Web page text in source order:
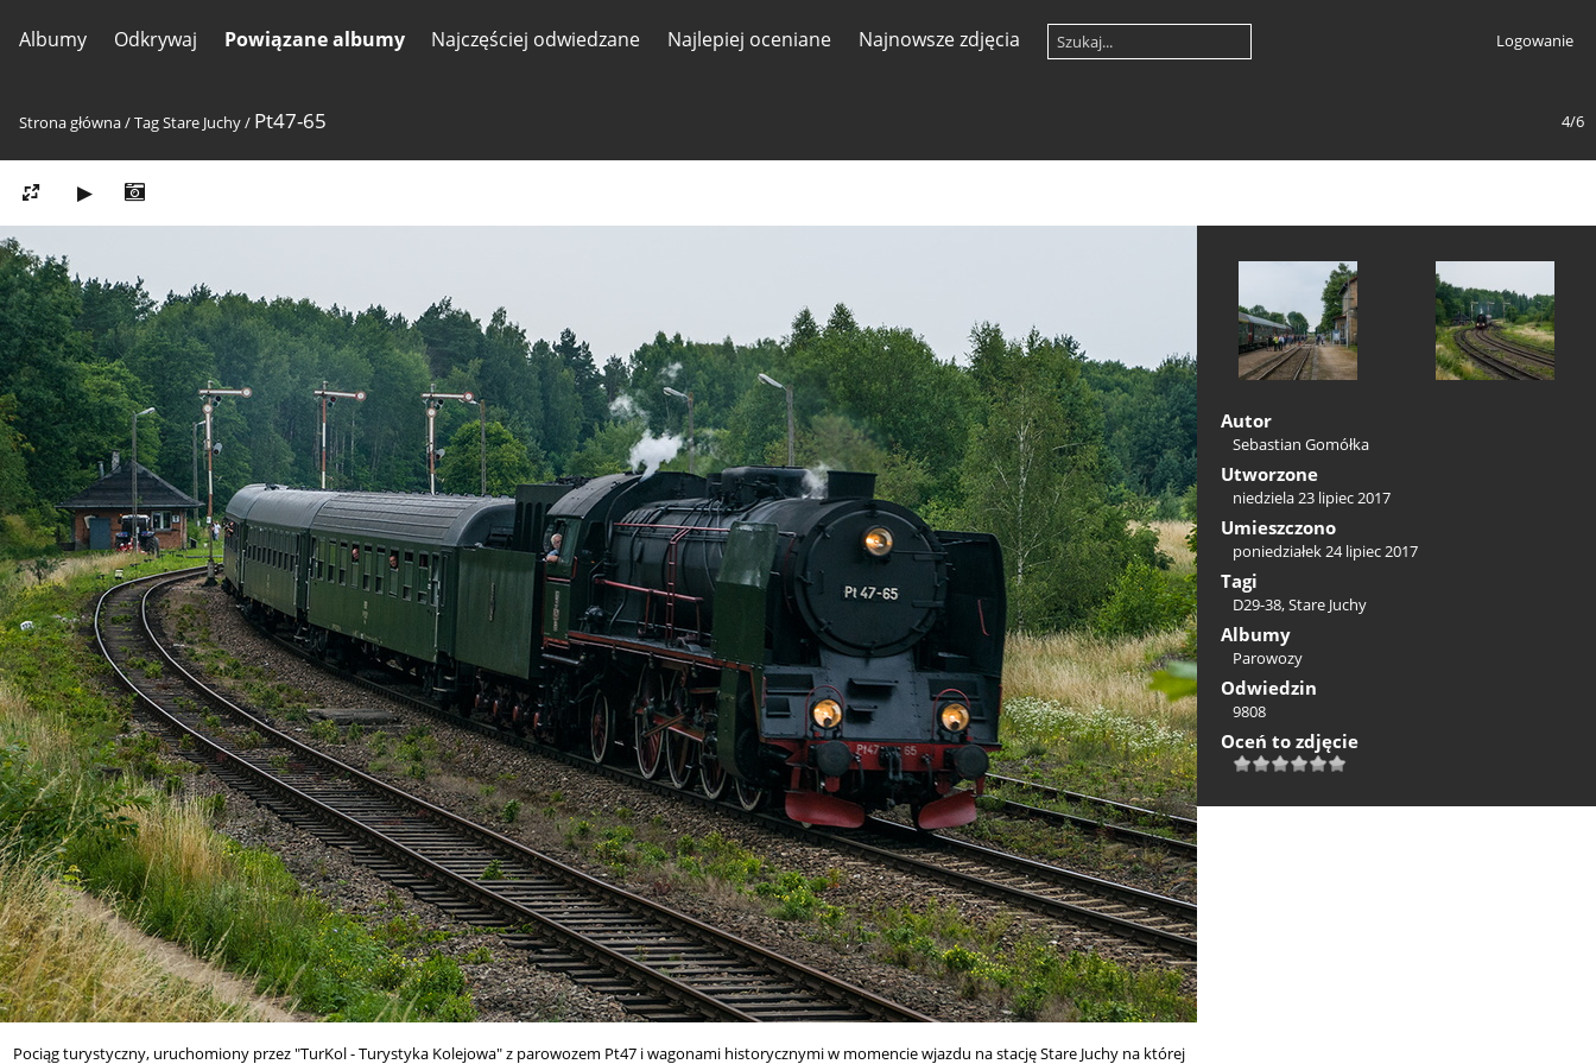
Albumy Odkrywaj Powiązane albumy Najczęściej odwiedzane Najlepiej oceniane Najnowsze zdjęcia Logowanie
4/6
Strona główna/TagStare Juchy/ Pt47-65
Pociąg turystyczny, uruchomiony przez "TurKol - Turystyka Kolejowa" z parowozem Pt47 i wagonami historycznymi w momencie wjazdu na stację Stare Juchy na której
Autor
Sebastian Gomółka
Utworzone
niedziela 23 lipiec 2017
Umieszczono
poniedziałek 24 lipiec 2017
Tagi
D29-38,Stare Juchy
Albumy
Parowozy
Odwiedzin
9808
Oceń to zdjęcie